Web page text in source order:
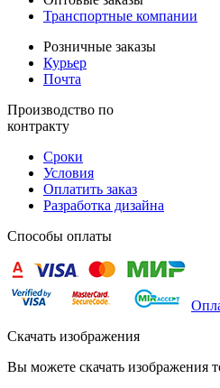
Транспортные компании
Розничные заказы
Курьер
Почта
Производство по
контракту
Сроки
Условия
Оплатить заказ
Разработка дизайна
Способы оплаты
Скачать изображения
Вы можете скачать изображения